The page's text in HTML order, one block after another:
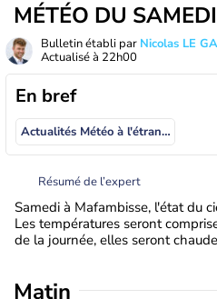
MÉTÉO DU
Bulletin établi par Nicolas LE
Actualisé à 22h00
En bref
Actualités Météo à l'étranger
Résumé de l’expert
Samedi à Mafambisse, l'état du
Les températures seront
de la journée, elles seront
Matin